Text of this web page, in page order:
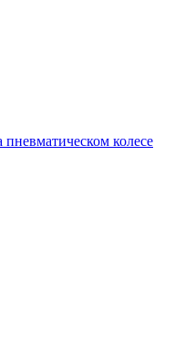
пневматическом колесе